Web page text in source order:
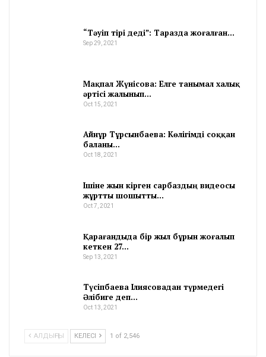
“Тәуіп тірі деді”: Таразда жоғалған…
Sep 29, 2021
Мақпал Жүнісова: Елге танымал халық
әртісі жалынып…
Oct 15, 2021
Айнұр Тұрсынбаева: Көлігімді соққан
баланы…
Oct 18, 2021
Ішіне жын кірген сарбаздың видеосы
жұртты шошытты…
Oct 7, 2021
Қарағандыда бір жыл бұрын жоғалып
кеткен 27…
Sep 13, 2021
Түсіпбаева Ілиясовадан түрмедегі
Әлібиге деп…
Oct 13, 2021
АЛДЫҢҒЫ КЕЛЕСІ 1 of 2,546